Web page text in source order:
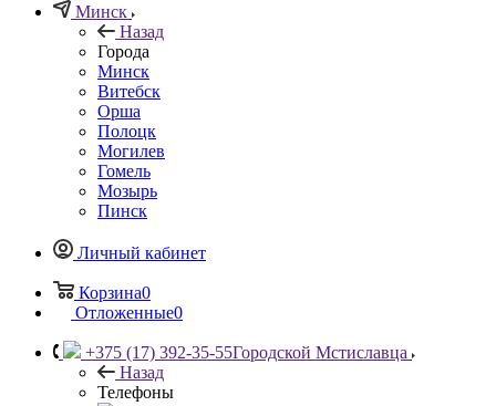
Минск
Назад
Города
Минск
Витебск
Орша
Полоцк
Могилев
Гомель
Мозырь
Пинск
Личный кабинет
Корзина0
Отложенные0
+375 (17) 392-35-55Городской Мстиславца
Назад
Телефоны